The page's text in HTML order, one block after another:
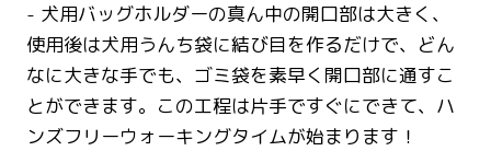
- 犬用バッグホルダーの真ん中の開口部は大きく、
使用後は犬用うんち袋に結び目を作るだけで、どん
なに大きな手でも、ゴミ袋を素早く開口部に通すこ
とができます。この工程は片手ですぐにできて、ハ
ンズフリーウォーキングタイムが始まります！